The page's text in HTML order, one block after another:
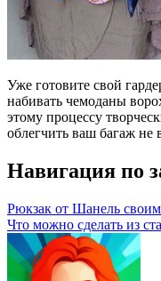
Уже готовите свой
набивать чемоданы
этому процессу
облегчить ваш багаж не
Навигация по
Рюкзак от Шанель
Что можно сделать из